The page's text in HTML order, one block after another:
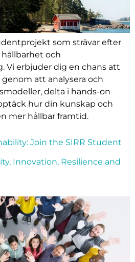
som strävar efter
och
Vi erbjuder dig en chans att
att analysera och
delta i hands-on
hur din kunskap och
mer hållbar framtid.
Join the SIRR Student
Innovation, Resilience and